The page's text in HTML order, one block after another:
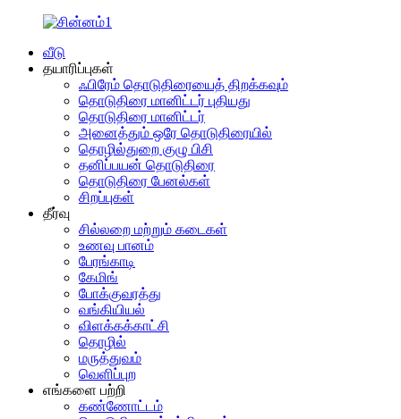
வீடு
தயாரிப்புகள்
ஃபிரேம் தொடுதிரையைத் திறக்கவும்
தொடுதிரை மானிட்டர் புதியது
தொடுதிரை மானிட்டர்
அனைத்தும் ஒரே தொடுதிரையில்
தொழில்துறை குழு பிசி
தனிப்பயன் தொடுதிரை
தொடுதிரை பேனல்கள்
சிறப்புகள்
தீர்வு
சில்லறை மற்றும் கடைகள்
உணவு பானம்
பேரங்காடி
கேமிங்
போக்குவரத்து
வங்கியியல்
விளக்கக்காட்சி
தொழில்
மருத்துவம்
வெளிப்புற
எங்களை பற்றி
கண்ணோட்டம்